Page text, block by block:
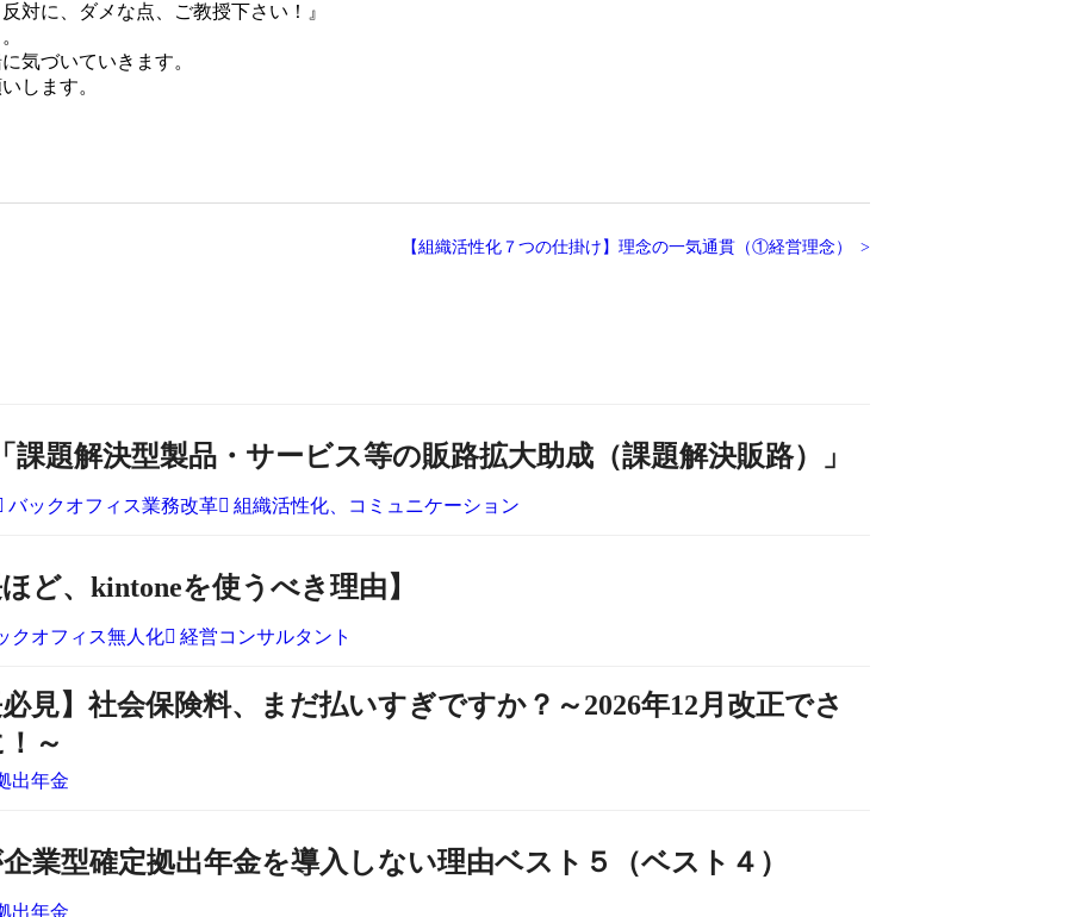
対に、ダメな点、ご教授下さい！』
気づいていきます。
します。
【組織活性化７つの仕掛け】理念の一気通貫（①経営理念）
課題解決型製品・サービス等の販路拡大助成（課題解決販路）」
バックオフィス業務改革 組織活性化、コミュニケーション
ほど、kintoneを使うべき理由】
クオフィス無人化 経営コンサルタント
必見】社会保険料、まだ払いすぎですか？～2026年12月改正でさ
～
出年金
業型確定拠出年金を導入しない理由ベスト５（ベスト４）
出年金